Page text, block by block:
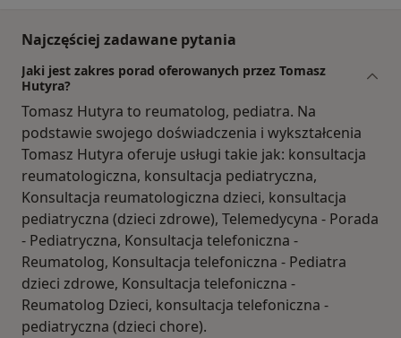
Najczęściej zadawane pytania
Jaki jest zakres porad oferowanych przez Tomasz
Hutyra?
Tomasz Hutyra to reumatolog, pediatra. Na
podstawie swojego doświadczenia i wykształcenia
Tomasz Hutyra oferuje usługi takie jak: konsultacja
reumatologiczna, konsultacja pediatryczna,
Konsultacja reumatologiczna dzieci, konsultacja
pediatryczna (dzieci zdrowe), Telemedycyna - Porada
- Pediatryczna, Konsultacja telefoniczna -
Reumatolog, Konsultacja telefoniczna - Pediatra
dzieci zdrowe, Konsultacja telefoniczna -
Reumatolog Dzieci, konsultacja telefoniczna -
pediatryczna (dzieci chore).